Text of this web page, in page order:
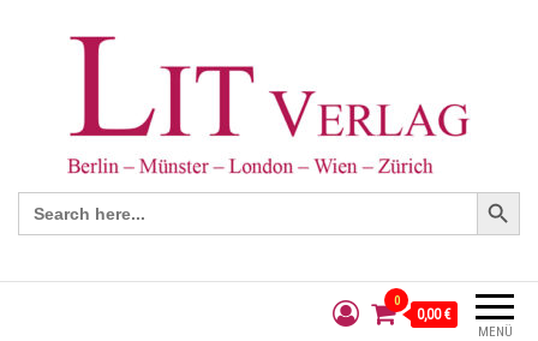
Search
for:
Search Button
MENÜ
0
0,00 €